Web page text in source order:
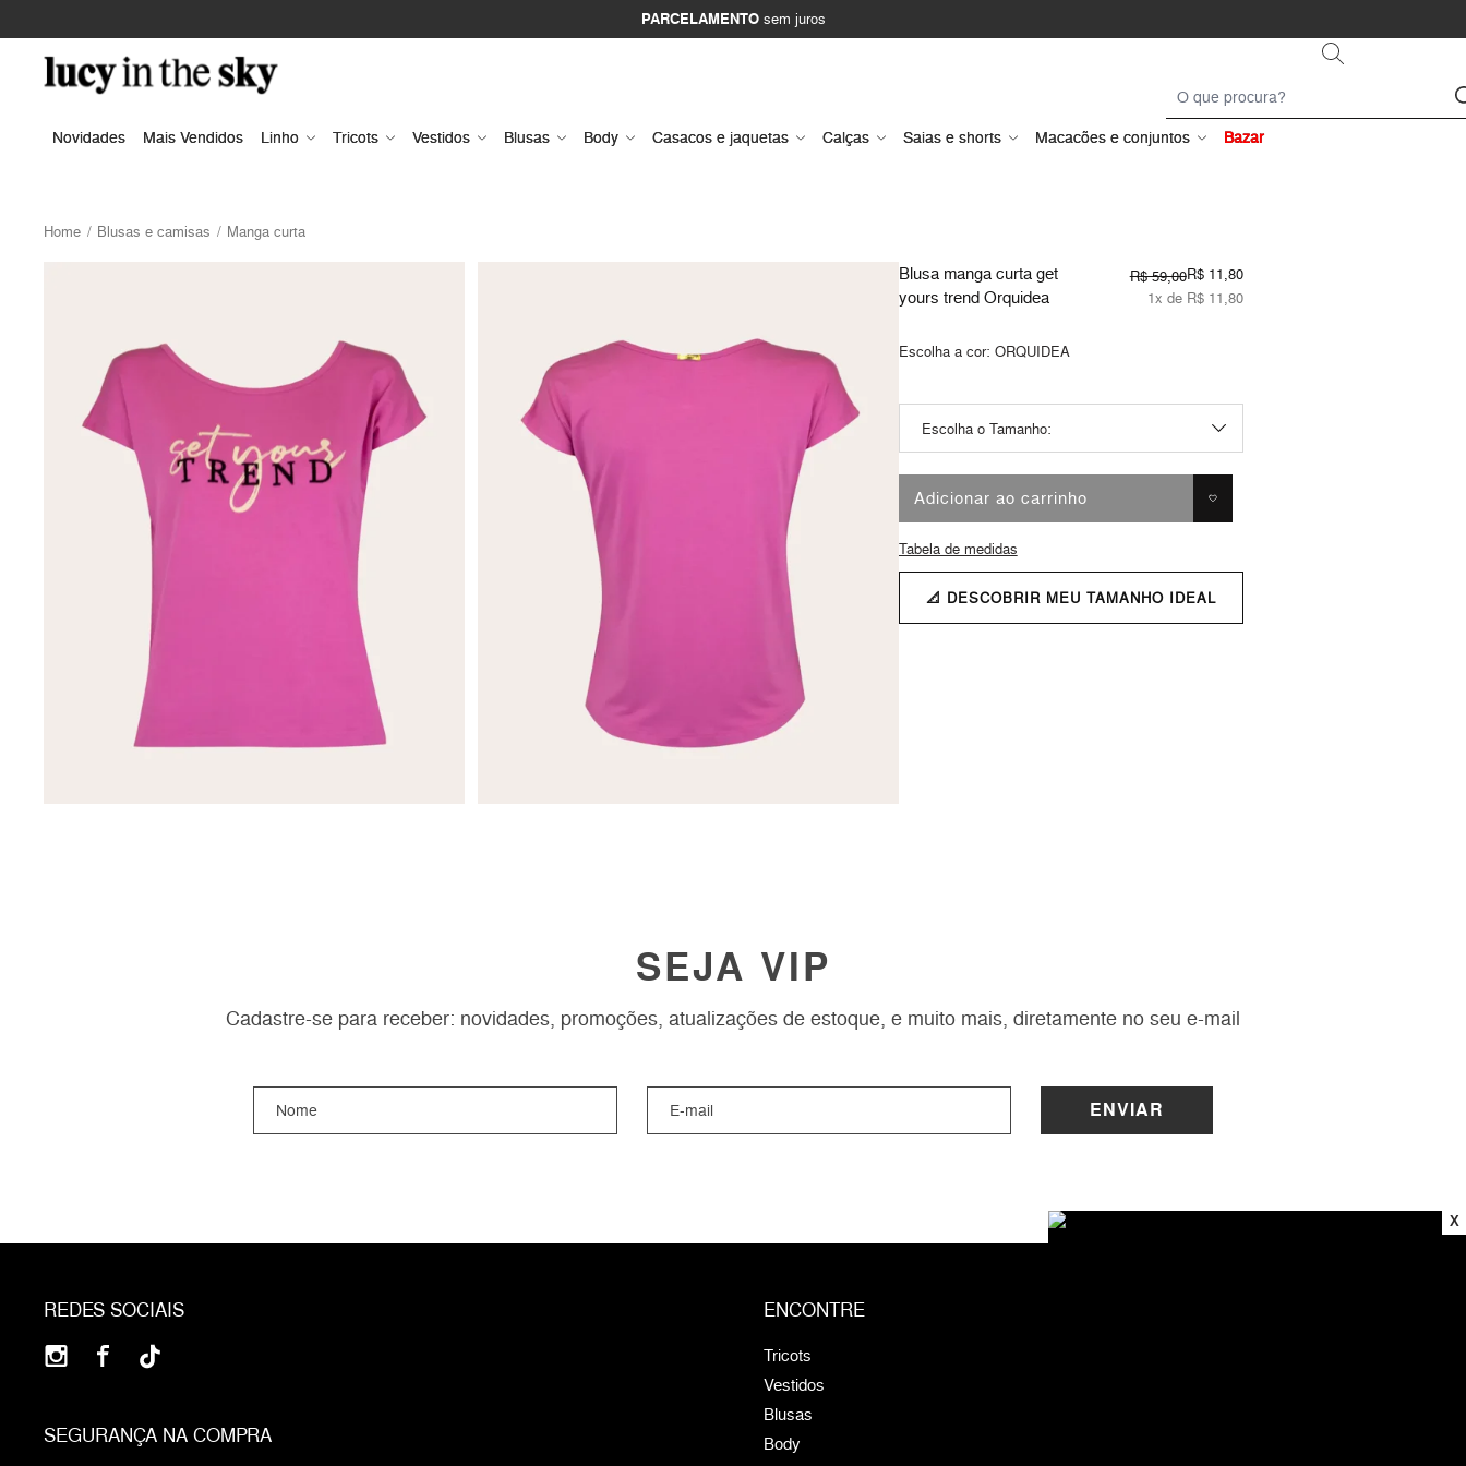
PARCELAMENTOsem juros
Novidades Mais Vendidos Linho Tricots Vestidos Blusas Body Casacos e jaquetas Calças Saias e shorts Macacões e conjuntos Bazar
Home Blusas e camisas Manga curta
Blusa manga curta get
yours trend Orquidea
R$ 59,00R$ 11,80
1x de R$ 11,80
Escolha a cor: ORQUIDEA
Adicionar ao carrinho
Tabela de medidas
📐 DESCOBRIR MEU TAMANHO IDEAL
SEJA VIP
Cadastre-se para receber: novidades, promoções, atualizações de estoque, e muito mais, diretamente no seu e-mail
ENVIAR
REDES SOCIAIS
SEGURANÇA NA COMPRA
ENCONTRE
Tricots
Vestidos
Blusas
Body
X